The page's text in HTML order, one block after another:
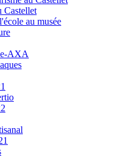
Castellet
au musée
AXA